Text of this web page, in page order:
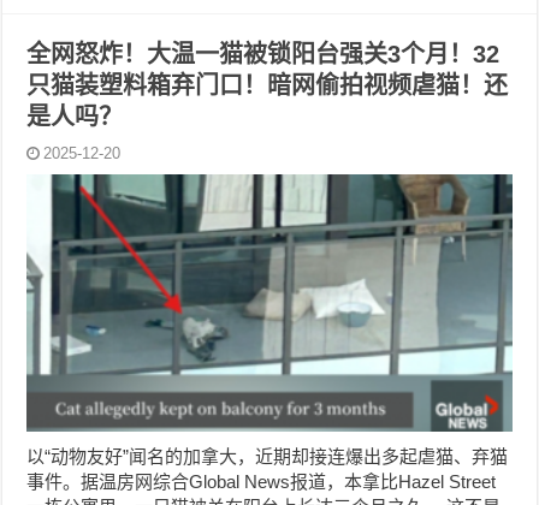
全网怒炸！大温一猫被锁阳台强关3个月！32
只猫装塑料箱弃门口！暗网偷拍视频虐猫！还
是人吗？
2025-12-20
以“动物友好”闻名的加拿大，近期却接连爆出多起虐猫、弃猫
事件。据温房网综合Global News报道，本拿比Hazel Street